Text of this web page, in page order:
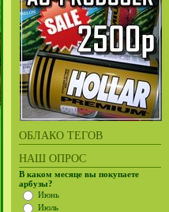
ОБЛАКО ТЕГОВ
НАШ ОПРОС
В каком месяце вы покупаете
арбузы?
Июнь
Июль